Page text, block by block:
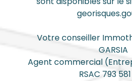
Votre conseiller
GARSIA
Agent commercial
RSAC 793